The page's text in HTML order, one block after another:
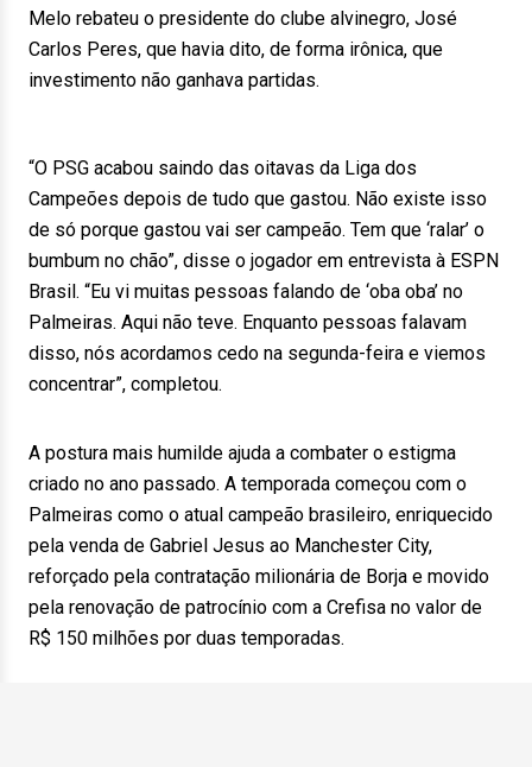
Melo rebateu o presidente do clube alvinegro, José
Carlos Peres, que havia dito, de forma irônica, que
investimento não ganhava partidas.
“O PSG acabou saindo das oitavas da Liga dos
Campeões depois de tudo que gastou. Não existe isso
de só porque gastou vai ser campeão. Tem que ‘ralar’ o
bumbum no chão”, disse o jogador em entrevista à ESPN
Brasil. “Eu vi muitas pessoas falando de ‘oba oba’ no
Palmeiras. Aqui não teve. Enquanto pessoas falavam
disso, nós acordamos cedo na segunda-feira e viemos
concentrar”, completou.
A postura mais humilde ajuda a combater o estigma
criado no ano passado. A temporada começou com o
Palmeiras como o atual campeão brasileiro, enriquecido
pela venda de Gabriel Jesus ao Manchester City,
reforçado pela contratação milionária de Borja e movido
pela renovação de patrocínio com a Crefisa no valor de
R$ 150 milhões por duas temporadas.